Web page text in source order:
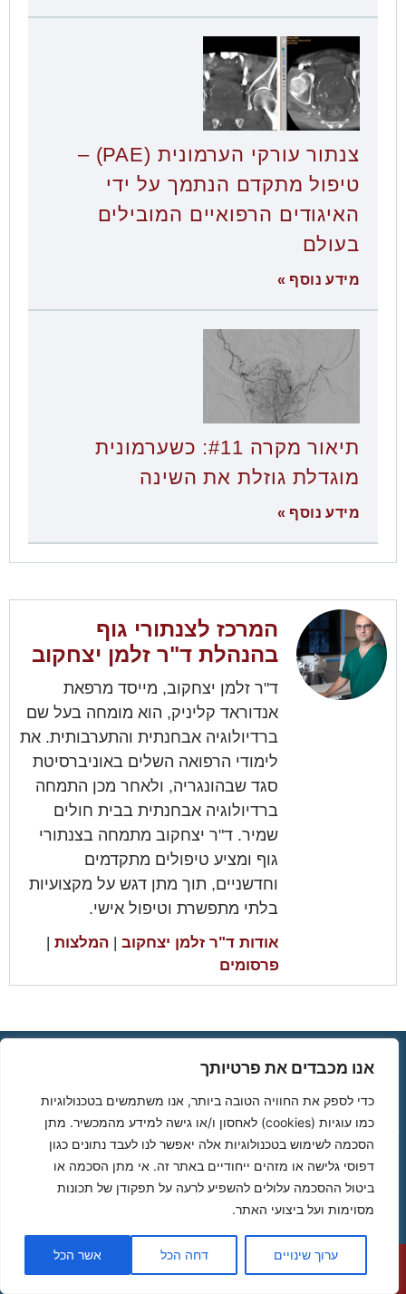
אנו מכבדים את פרטיותך
כדי לספק את החוויה הטובה ביותר, אנו משתמשים בטכנולוגיות
כמו עוגיות (cookies) לאחסון ו/או גישה למידע מהמכשיר. מתן
הסכמה לשימוש בטכנולוגיות אלה יאפשר לנו לעבד נתונים כגון
דפוסי גלישה או מזהים ייחודיים באתר זה. אי מתן הסכמה או
ביטול ההסכמה עלולים להשפיע לרעה על תפקודן של תכונות
מסוימות ועל ביצועי האתר.
ערוך שינויים דחה הכל אשר הכל
צנתור עורקי הערמונית (PAE) –
טיפול מתקדם הנתמך על ידי
האיגודים הרפואיים המובילים
בעולם
מידע נוסף »
תיאור מקרה #11: כשערמונית
מוגדלת גוזלת את השינה
מידע נוסף »
המרכז לצנתורי גוף
בהנהלת ד"ר זלמן יצחקוב
ד"ר זלמן יצחקוב, מייסד מרפאת
אנדוראד קליניק, הוא מומחה בעל שם
ברדיולוגיה אבחנתית והתערבותית. את
לימודי הרפואה השלים באוניברסיטת
סגד שבהונגריה, ולאחר מכן התמחה
ברדיולוגיה אבחנתית בבית חולים
שמיר. ד"ר יצחקוב מתמחה בצנתורי
גוף ומציע טיפולים מתקדמים
וחדשניים, תוך מתן דגש על מקצועיות
בלתי מתפשרת וטיפול אישי.
אודות ד"ר זלמן יצחקוב | המלצות |
פרסומים
חיים י.
"אני חש צורך לשתף ולהודות לך על מצבי
הנוכחי"
לאחר שעברתי לפני חודש את הליך הצינתור בערמונית
המוגדלת אני חש צורך לשתף ולהודות לך על מצבי
הנוכחי. אציין שהבעיה ממנה סבלתי שנים אינה קיימת
יותר , הבעיה העיקרית שהיתה לפני הכל בראש חלפה
וכיום אני מתנהל ככל האדם...
השאר פרטים חייג עכשיו